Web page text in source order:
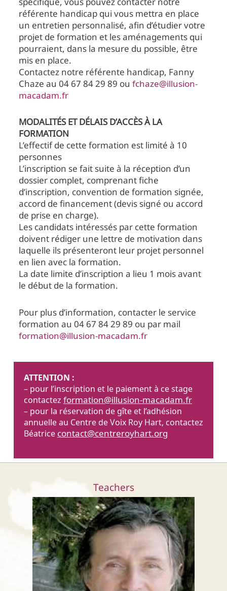
référente handicap qui vous mettra en place
un entretien personnalisé, afin d’étudier votre
projet de formation et les aménagements qui
pourraient, dans la mesure du possible, être
mis en place.
Contactez notre référente handicap, Fanny
Chaze au 04 67 84 29 89 ou fchaze@illusion-
macadam.fr
MODALITÉS ET DÉLAIS D’ACCÈS À LA
FORMATION
L’effectif de cette formation est limité à 10
personnes
L’inscription se fait suite à la réception d’un
dossier complet, comprenant fiche
d’inscription, convention de formation signée,
accord de financement (devis signé ou accord
de prise en charge).
Les candidats intéressés par cette formation
doivent rédiger une lettre de motivation dans
laquelle ils présenteront leur projet personnel
en lien avec la formation.
La date limite d’inscription a lieu 1 mois avant
le début de la formation.
Pour plus d’information, contacter le service
formation au 04 67 84 29 89 ou par mail
formation@illusion-macadam.fr
ATTENTION :
– pour l’inscription et le paiement à ce stage
contactez formation@illusion-macadam.fr
– pour la réservation de gîte et l’adhésion
annuelle au Centre de Voix Roy Hart, contactez
Béatrice contact@centreroyhart.org
Teachers